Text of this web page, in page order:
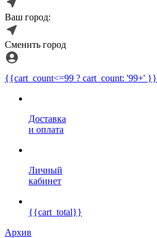
Ваш город:
Сменить город
{{cart_count<=99 ? cart_count: '99+' }}
Доставка
и оплата
Личный
кабинет
{{cart_total}}
Архив